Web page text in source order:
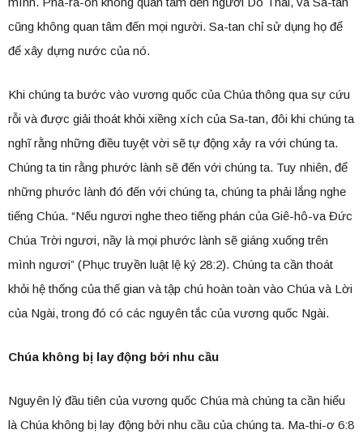
cũng không quan tâm đến mọi người. Sa-tan chỉ sử dụng họ để
để xây dựng nước của nó.
Khi chúng ta bước vào vương quốc của Chúa thông qua sự cứu
rỗi và được giải thoát khỏi xiềng xích của Sa-tan, đôi khi chúng ta
nghĩ rằng những điều tuyệt vời sẽ tự động xảy ra với chúng ta.
Chúng ta tin rằng phước lành sẽ đến với chúng ta. Tuy nhiên, để
những phước lành đó đến với chúng ta, chúng ta phải lắng nghe
tiếng Chúa. “Nếu ngươi nghe theo tiếng phán của Giê-hô-va Đức
Chúa Trời ngươi, nầy là mọi phước lành sẽ giáng xuống trên
mình ngươi” (Phục truyền luật lệ ký 28:2). Chúng ta cần thoát
khỏi hệ thống của thế gian và tập chú hoàn toàn vào Chúa và Lời
của Ngài, trong đó có các nguyên tắc của vương quốc Ngài.
Chúa không bị lay động bởi nhu cầu
Nguyên lý đầu tiên của vương quốc Chúa mà chúng ta cần hiểu
là Chúa không bị lay động bởi nhu cầu của chúng ta. Ma-thi-ơ 6:8